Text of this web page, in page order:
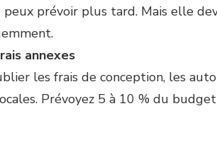
prévoir plus tard. Mais elle
annexes
les frais de conception, les
Prévoyez 5 à 10 % du